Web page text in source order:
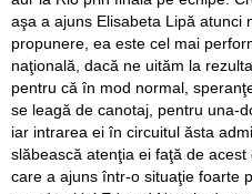
aşa a ajuns Elisabeta Lipă atunci
propunere, ea este cel mai
naţională, dacă ne uităm la
pentru că în mod normal,
se leagă de canotaj, pentru una-
iar intrarea ei în circuitul ăsta
slăbească atenţia ei faţă de
care a ajuns într-o situaţie foarte